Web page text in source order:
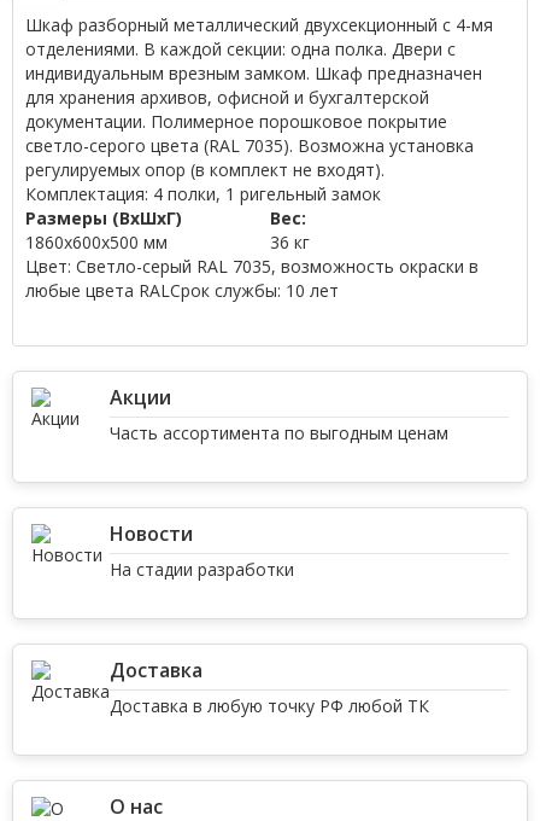
Шкаф разборный металлический двухсекционный с 4-мя
отделениями. В каждой секции: одна полка. Двери с
индивидуальным врезным замком. Шкаф предназначен
для хранения архивов, офисной и бухгалтерской
документации. Полимерное порошковое покрытие
светло-серого цвета (RAL 7035). Возможна установка
регулируемых опор (в комплект не входят).
Комплектация: 4 полки, 1 ригельный замок
Размеры (ВхШхГ)
Вес:
1860x600x500 мм
36 кг
Цвет: Светло-серый RAL 7035, возможность окраски в
любые цвета RALCрок службы: 10 лет
Акции
Часть ассортимента по выгодным ценам
Новости
На стадии разработки
Доставка
Доставка в любую точку РФ любой ТК
О нас